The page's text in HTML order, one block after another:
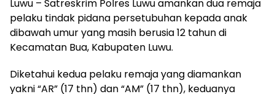
Luwu – Satreskrim Polres Luwu amankan dua remaja
pelaku tindak pidana persetubuhan kepada anak
dibawah umur yang masih berusia 12 tahun di
Kecamatan Bua, Kabupaten Luwu.
Diketahui kedua pelaku remaja yang diamankan
yakni “AR” (17 thn) dan “AM” (17 thn), keduanya